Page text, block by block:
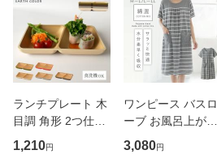
ランチプレート 木
目調 角形 2つ仕切
り 小さめ アースカ
ラー スクエアプレ
1,210円
ワンピース バスロ
ーブ お風呂上がり
レディース 半袖 タ
オル 風呂上り ルー
3,080円